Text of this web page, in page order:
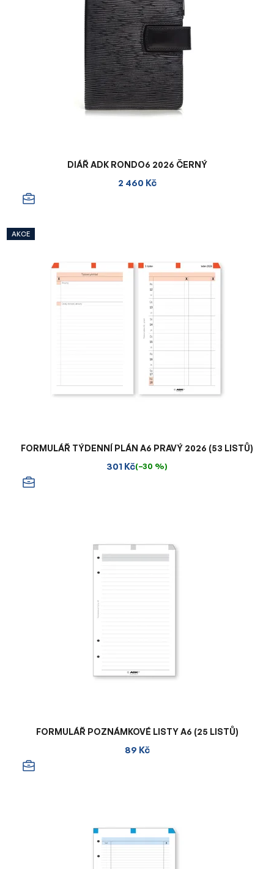
DIÁŘ ADK RONDO6 2026 ČERNÝ
2 460 Kč
AKCE
FORMULÁŘ TÝDENNÍ PLÁN A6 PRAVÝ 2026 (53 LISTŮ)
301 Kč(–30 %)
FORMULÁŘ POZNÁMKOVÉ LISTY A6 (25 LISTŮ)
89 Kč